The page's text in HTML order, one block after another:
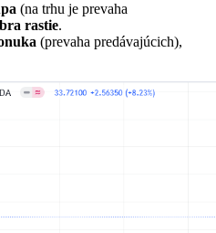
(na trhu je prevaha
rastie.
(prevaha predávajúcich),